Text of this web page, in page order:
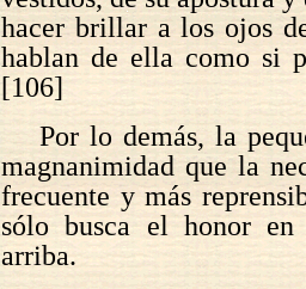
hacer brillar a los ojos
hablan de ella como si
[106]
Por lo demás, la
magnanimidad que la
frecuente y más
sólo busca el honor en
arriba.